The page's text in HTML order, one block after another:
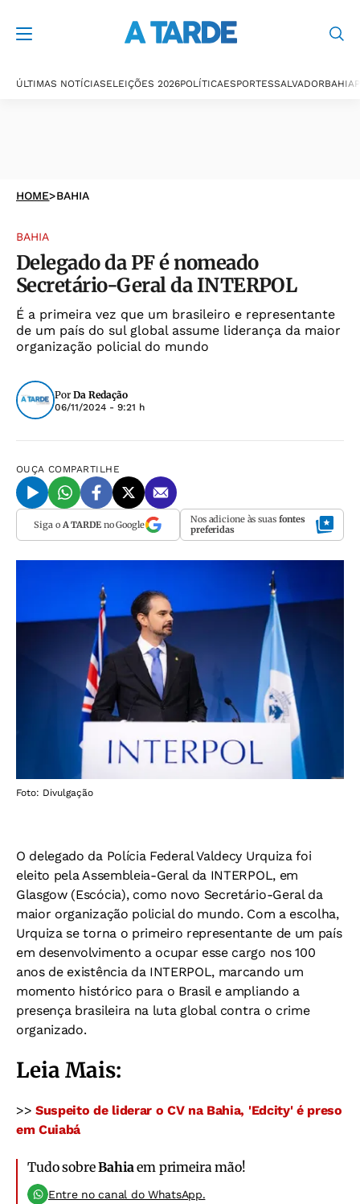
ÚLTIMAS NOTÍCIASELEIÇÕES 2026POLÍTICAESPORTESSALVADORBAHIA
HOME>BAHIA
BAHIA
Delegado da PF é nomeado
Secretário-Geral da INTERPOL
É a primeira vez que um brasileiro e representante
de um país do sul global assume liderança da maior
organização policial do mundo
Por Da Redação
06/11/2024 - 9:21 h
OUÇA COMPARTILHE
Siga o A TARDEno Google Nos adicione às suas fontes
preferidas
Foto: Divulgação
O delegado da Polícia Federal Valdecy Urquiza foi
eleito pela Assembleia-Geral da INTERPOL, em
Glasgow (Escócia), como novo Secretário-Geral da
maior organização policial do mundo. Com a escolha,
Urquiza se torna o primeiro representante de um país
em desenvolvimento a ocupar esse cargo nos 100
anos de existência da INTERPOL, marcando um
momento histórico para o Brasil e ampliando a
presença brasileira na luta global contra o crime
organizado.
Leia Mais:
>>Suspeito de liderar o CV na Bahia, 'Edcity' é preso
em Cuiabá
Tudo sobreBahiaem primeira mão!
Entre no canal do WhatsApp.